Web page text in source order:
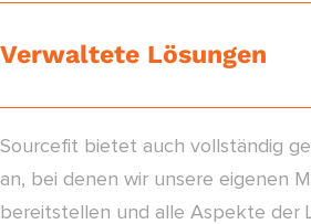
Verwaltete Lösungen
Sourcefit bietet auch vollständig
an, bei denen wir unsere eigenen
bereitstellen und alle Aspekte der